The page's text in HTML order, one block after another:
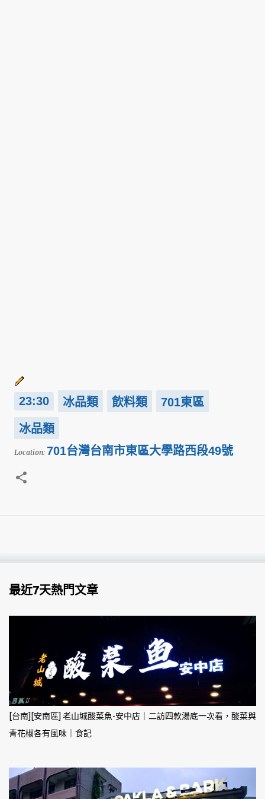
23:30 冰品類 飲料類 701東區
冰品類
Location: 701台灣台南市東區大學路西段49號
最近7天熱門文章
[台南][安南區] 老山城酸菜魚-安中店｜二訪四款湯底一次看，酸菜與
青花椒各有風味｜食記